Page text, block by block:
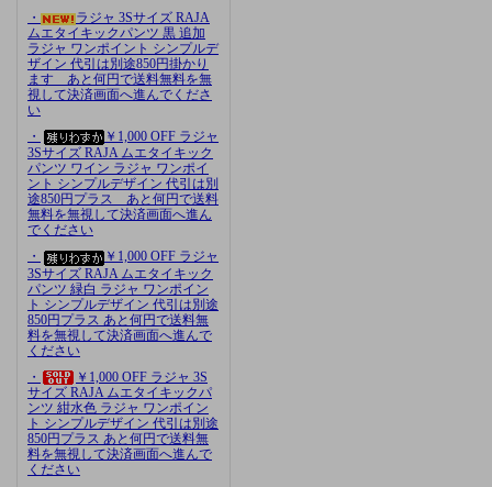
・
ラジャ 3Sサイズ RAJA
ムエタイキックパンツ 黒 追加
ラジャ ワンポイント シンプルデ
ザイン 代引は別途850円掛かり
ます あと何円で送料無料を無
視して決済画面へ進んでくださ
い
・
￥1,000 OFF ラジャ
3Sサイズ RAJA ムエタイキック
パンツ ワイン ラジャ ワンポイ
ント シンプルデザイン 代引は別
途850円プラス あと何円で送料
無料を無視して決済画面へ進ん
でください
・
￥1,000 OFF ラジャ
3Sサイズ RAJA ムエタイキック
パンツ 緑白 ラジャ ワンポイン
ト シンプルデザイン 代引は別途
850円プラス あと何円で送料無
料を無視して決済画面へ進んで
ください
・
￥1,000 OFF ラジャ 3S
サイズ RAJA ムエタイキックパ
ンツ 紺水色 ラジャ ワンポイン
ト シンプルデザイン 代引は別途
850円プラス あと何円で送料無
料を無視して決済画面へ進んで
ください